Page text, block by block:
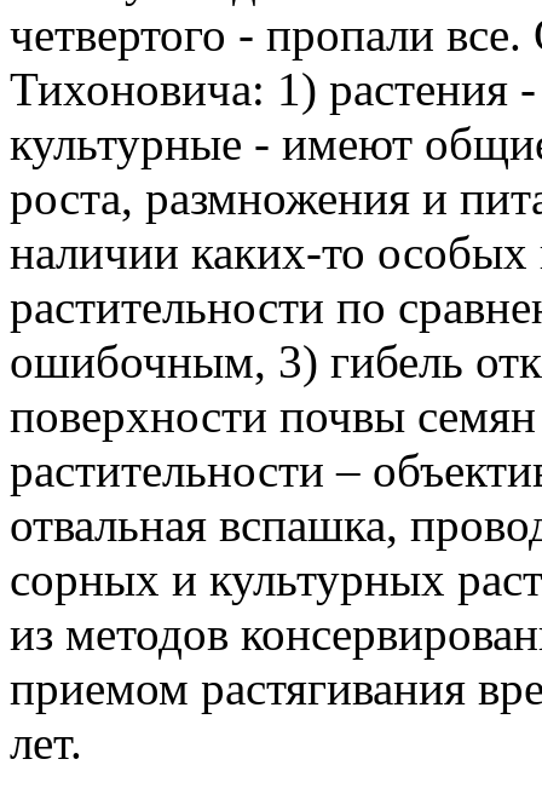
четвертого - пропали
Тихоновича: 1) растения
культурные - имеют
роста, размножения и
наличии каких-то
растительности по
ошибочным, 3) гибель
поверхности почвы
растительности –
отвальная вспашка,
сорных и культурных
из методов
приемом растягивания
лет.